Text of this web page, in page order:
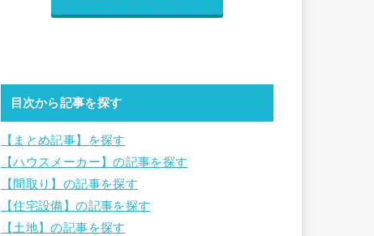
目次から記事を探す
【まとめ記事】を探す
【ハウスメーカー】の記事を探す
【間取り】の記事を探す
【住宅設備】の記事を探す
【土地】の記事を探す